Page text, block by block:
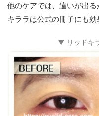
他のケアでは、違いが出
キララは公式の冊子にも効
▼ リッドキ